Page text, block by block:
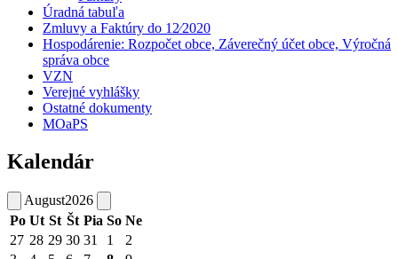
Úradná tabuľa
Zmluvy a Faktúry do 12⁄2020
Hospodárenie: Rozpočet obce, Záverečný účet obce, Výročná
správa obce
VZN
Verejné vyhlášky
Ostatné dokumenty
MOaPS
Kalendár
August2026
Po Ut St Št Pia So Ne
27 28 29 30 31 1
2